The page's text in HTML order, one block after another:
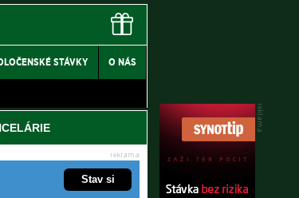
STÁVKY O NÁS
Stav si